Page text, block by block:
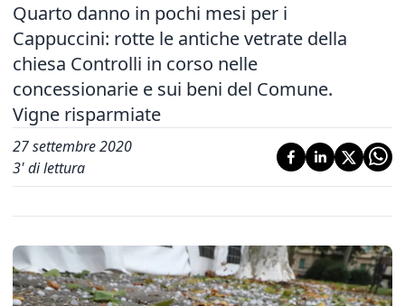
Quarto danno in pochi mesi per i
Cappuccini: rotte le antiche vetrate della
chiesa Controlli in corso nelle
concessionarie e sui beni del Comune.
Vigne risparmiate
27 settembre 2020
3' di lettura